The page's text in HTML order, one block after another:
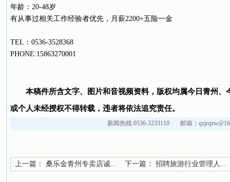
年龄：20-48岁
有从事过相关工作经验者优先，月薪2200+五险一金
TEL：0536-3528368
PHONE:15863270001
本稿件所含文字、图片和音视频资料，版权均属今日青州、
或个人未经授权不得转载，违者将依法追究责任。
新闻热线:0536-3233110 邮箱：
上一篇： 桑乐金青州专卖店诚... 下一篇： 招聘旅游行业管理人...